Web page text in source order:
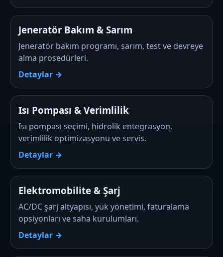
Jeneratör Bakım & Sarım
Jeneratör bakım programı, sarım, test ve devreye
alma prosedürleri.
Detaylar →
Isı Pompası & Verimlilik
Isı pompası seçimi, hidrolik entegrasyon,
verimlilik optimizasyonu ve servis.
Detaylar →
Elektromobilite & Şarj
AC/DC şarj altyapısı, yük yönetimi, faturalama
opsiyonları ve saha kurulumları.
Detaylar →